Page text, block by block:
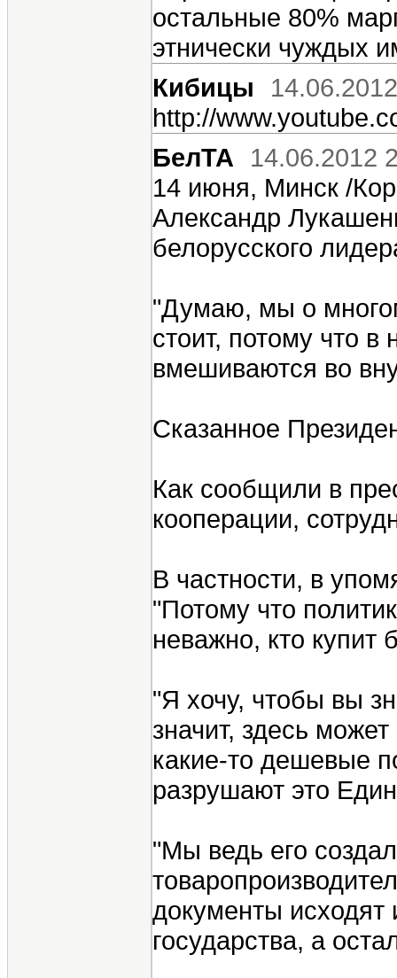
остальные 80%
этнически чуждых
Кибицы
http://
БелТА
14.06.2012
14 июня, Минск /
Александр
белорусского
"Думаю, мы о
стоит, потому что
вмешиваются во
Сказанное
Как сообщили в
кооперации,
В частности, в
"Потому что
неважно, кто купит
"Я хочу, чтобы вы
значит, здесь
какие-то дешевые
разрушают это
"Мы ведь его
документы исходят
государства, а